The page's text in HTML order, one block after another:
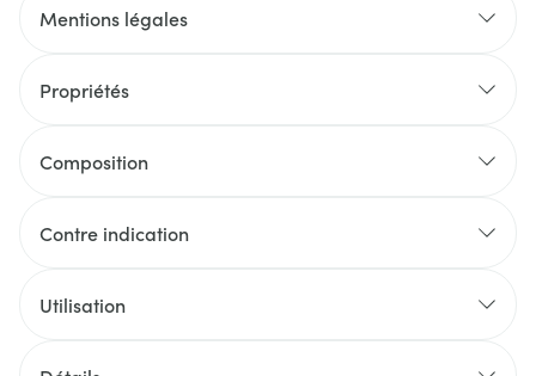
Mentions légales
Propriétés
Composition
Contre indication
Utilisation